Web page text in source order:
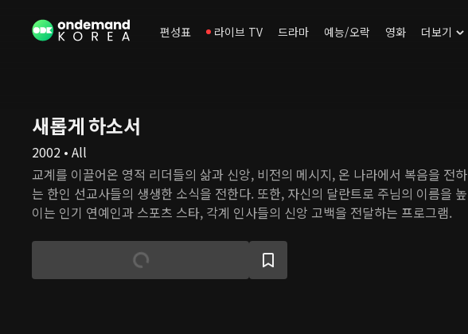
편성표 라이브 TV 드라마 예능/오락 영화 더보기
새롭게 하소서
2002 • All
교계를 이끌어온 영적 리더들의 삶과 신앙, 비전의 메시지, 온 나라에서 복음을 전하
는 한인 선교사들의 생생한 소식을 전한다. 또한, 자신의 달란트로 주님의 이름을 높
이는 인기 연예인과 스포츠 스타, 각계 인사들의 신앙 고백을 전달하는 프로그램.